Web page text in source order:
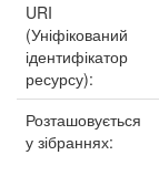
URI
(Уніфікований
ідентифікатор
ресурсу):
Розташовується
у зібраннях: